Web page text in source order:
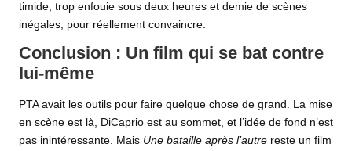
timide, trop enfouie sous deux heures et demie de scènes
inégales, pour réellement convaincre.
Conclusion : Un film qui se bat contre
lui-même
PTA avait les outils pour faire quelque chose de grand. La mise
en scène est là, DiCaprio est au sommet, et l’idée de fond n’est
pas inintéressante. Mais Une bataille après l’autre reste un film